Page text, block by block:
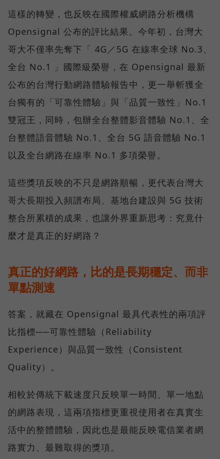
這樣的轉變，也反映在國際權威網路分析機構
Opensignal 公布的評比結果。今年初，台灣大
哥大不僅率先奪下「 4G／5G 在線率全球 No.3、
全台 No.1 」國際級榮譽，在 Opensignal 最新
公布的台灣行動網路體驗報告中，更一舉斬獲全
台獨有的「可靠性體驗」與「品質一致性」No.1
雙冠王，同時，包辦全台整體影音體驗 No.1、全
台整體語音體驗 No.1、全台 5G 語音體驗 No.1
以及全台網路在線率 No.1 多項榮譽。
這些獎項反映的不只是網路順暢，更代表台灣大
哥大長期投入頻譜布局、基地台建設與 5G 技術
整合所累積的成果，也讓外界重新思考：究竟什
麼才是真正的好網路？
真正的好網路，比的是長期穩定、而非
單點測速
答案，就藏在 Opensignal 最具代表性的兩項評
比指標──可靠性體驗（Reliability
Experience）與品質一致性（Consistent
Quality）。
相較於傳統下載速度只反映單一時間、單一地點
的網路表現，這兩項指標更重視使用者在真實生
活中的整體體驗，因此也是最能反映電信業者網
路實力、最難取得的獎項。